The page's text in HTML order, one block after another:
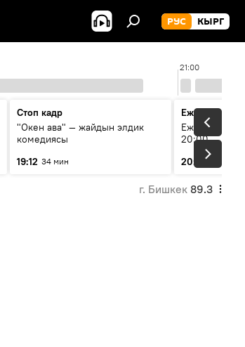
РУС КЫРГ
21:00
Стоп кадр
"Окен ава" — жайдын элдик
комедиясы
19:12 34 мин
Ежедневные
Ежедневные
20:00
20:01
г. Бишкек 89.3